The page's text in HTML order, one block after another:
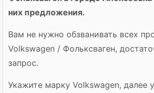
них предложения.
Вам не нужно обзванивать всех
Volkswagen / Фольксваген,
запрос.
Укажите марку Volkswagen, далее